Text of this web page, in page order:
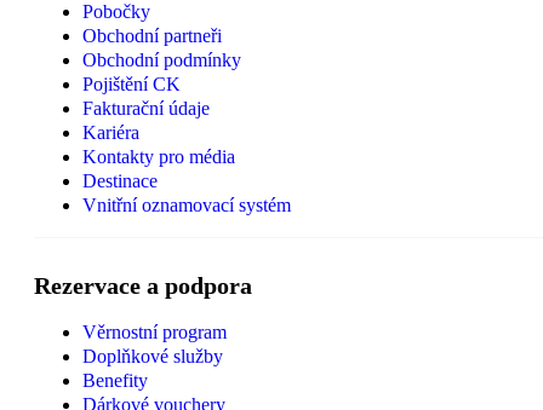
Pobočky
Obchodní partneři
Obchodní podmínky
Pojištění CK
Fakturační údaje
Kariéra
Kontakty pro média
Destinace
Vnitřní oznamovací systém
Rezervace a podpora
Věrnostní program
Doplňkové služby
Benefity
Dárkové vouchery